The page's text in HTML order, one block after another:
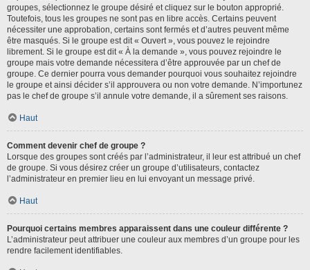
groupes, sélectionnez le groupe désiré et cliquez sur le bouton approprié.
Toutefois, tous les groupes ne sont pas en libre accès. Certains peuvent
nécessiter une approbation, certains sont fermés et d’autres peuvent même
être masqués. Si le groupe est dit « Ouvert », vous pouvez le rejoindre
librement. Si le groupe est dit « À la demande », vous pouvez rejoindre le
groupe mais votre demande nécessitera d’être approuvée par un chef de
groupe. Ce dernier pourra vous demander pourquoi vous souhaitez rejoindre
le groupe et ainsi décider s’il approuvera ou non votre demande. N’importunez
pas le chef de groupe s’il annule votre demande, il a sûrement ses raisons.
Haut
Comment devenir chef de groupe ?
Lorsque des groupes sont créés par l’administrateur, il leur est attribué un chef
de groupe. Si vous désirez créer un groupe d’utilisateurs, contactez
l’administrateur en premier lieu en lui envoyant un message privé.
Haut
Pourquoi certains membres apparaissent dans une couleur différente ?
L’administrateur peut attribuer une couleur aux membres d’un groupe pour les
rendre facilement identifiables.